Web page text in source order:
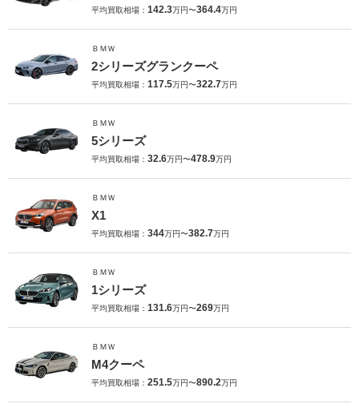
平均買取相場： 142.3万円〜364.4万円
ＢＭＷ
2シリーズグランクーペ
平均買取相場： 117.5万円〜322.7万円
ＢＭＷ
5シリーズ
平均買取相場： 32.6万円〜478.9万円
ＢＭＷ
X1
平均買取相場： 344万円〜382.7万円
ＢＭＷ
1シリーズ
平均買取相場： 131.6万円〜269万円
ＢＭＷ
M4クーペ
平均買取相場： 251.5万円〜890.2万円